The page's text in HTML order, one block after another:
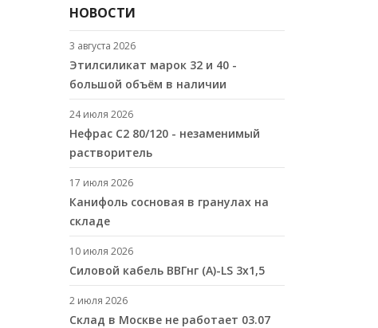
НОВОСТИ
3 августа 2026
Этилсиликат марок 32 и 40 -
большой объём в наличии
24 июля 2026
Нефрас С2 80/120 - незаменимый
растворитель
17 июля 2026
Канифоль сосновая в гранулах на
складе
10 июля 2026
Cиловой кабель ВВГнг (A)-LS 3х1,5
2 июля 2026
Склад в Москве не работает 03.07